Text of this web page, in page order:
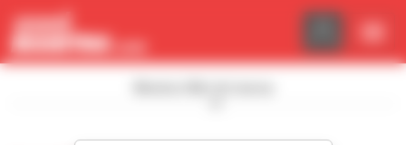
Pannello di gestione dei cookies